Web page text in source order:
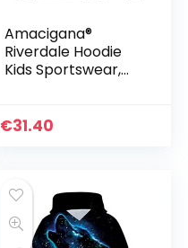
Amacigana®
Riverdale Hoodie
Kids Sportswear,
Unisex, dunne
€31.40